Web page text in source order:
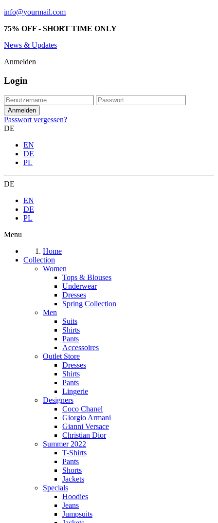
info@yourmail.com
75% OFF - SHORT TIME ONLY
News & Updates
Anmelden
Login
Passwort vergessen?
DE
EN
DE
PL
DE
EN
DE
PL
Menu
Home
Collection
Women
Tops & Blouses
Underwear
Dresses
Spring Collection
Men
Suits
Shirts
Pants
Accessoires
Outlet Store
Dresses
Shirts
Pants
Lingerie
Designers
Coco Chanel
Giorgio Armani
Gianni Versace
Christian Dior
Summer 2022
T-Shirts
Pants
Shorts
Jackets
Specials
Hoodies
Jeans
Jumpsuits